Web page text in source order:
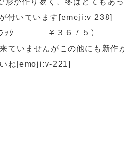
形が作り易く、冬はとてもあ
付いています[emoji:v-238]
ﾌﾞﾗｯｸ ￥３６７５）
ていませんがこの他にも新
ね[emoji:v-221]